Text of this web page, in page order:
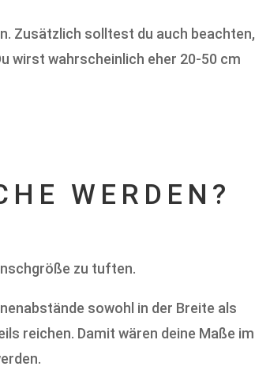
Zusätzlich solltest du auch beachten,
wirst wahrscheinlich eher 20-50 cm
WERDEN?
zu tuften.
sowohl in der Breite als
reichen. Damit wären deine Maße im